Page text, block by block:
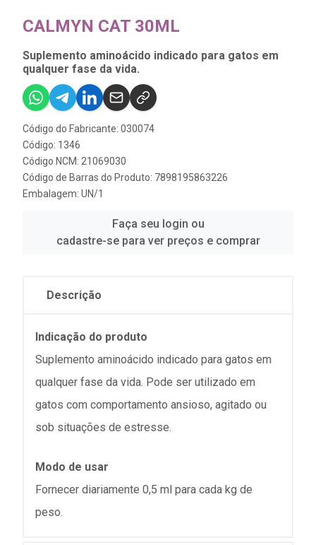
CALMYN CAT 30ML
Suplemento aminoácido indicado para gatos em
qualquer fase da vida.
Código do Fabricante: 030074
Código: 1346
Código NCM: 21069030
Código de Barras do Produto: 7898195863226
Embalagem: UN/1
Faça seu login ou
cadastre-se para ver preços e comprar
Descrição
Indicação do produto
Suplemento aminoácido indicado para gatos em
qualquer fase da vida. Pode ser utilizado em
gatos com comportamento ansioso, agitado ou
sob situações de estresse.
Modo de usar
Fornecer diariamente 0,5 ml para cada kg de
peso.